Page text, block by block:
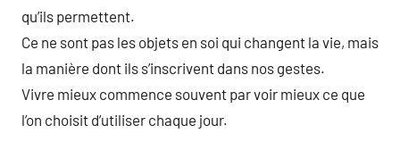
qu’ils permettent.
Ce ne sont pas les objets en soi qui changent la vie, mais
la manière dont ils s’inscrivent dans nos gestes.
Vivre mieux commence souvent par voir mieux ce que
l’on choisit d’utiliser chaque jour.